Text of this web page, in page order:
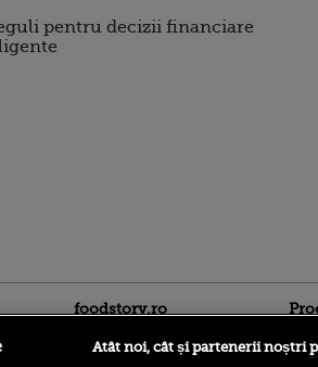
pentru decizii financiare
foodstory.ro
Atât noi, cât și partenerii noștri